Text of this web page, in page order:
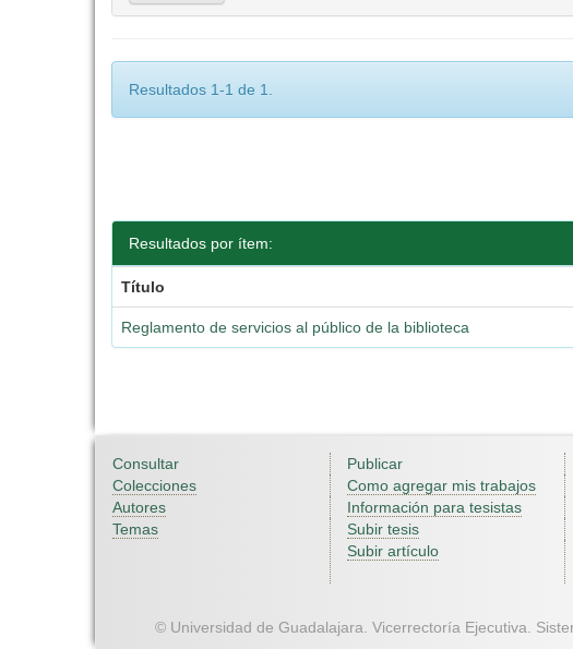
Resultados 1-1 de 1.
Resultados por ítem:
Título
Reglamento de servicios al público de la biblioteca
Consultar
Colecciones
Autores
Temas
Publicar
Como agregar mis trabajos
Información para tesistas
Subir tesis
Subir artículo
© Universidad de Guadalajara. Vicerrectoría Ejecutiva.